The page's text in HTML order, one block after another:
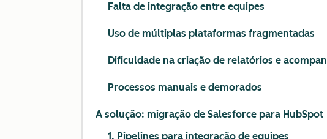
Falta de integração entre equipes
Uso de múltiplas plataformas fragmentadas
Dificuldade na criação de relatórios e
Processos manuais e demorados
A solução: migração de Salesforce para HubSpot
1. Pipelines para integração de equipes